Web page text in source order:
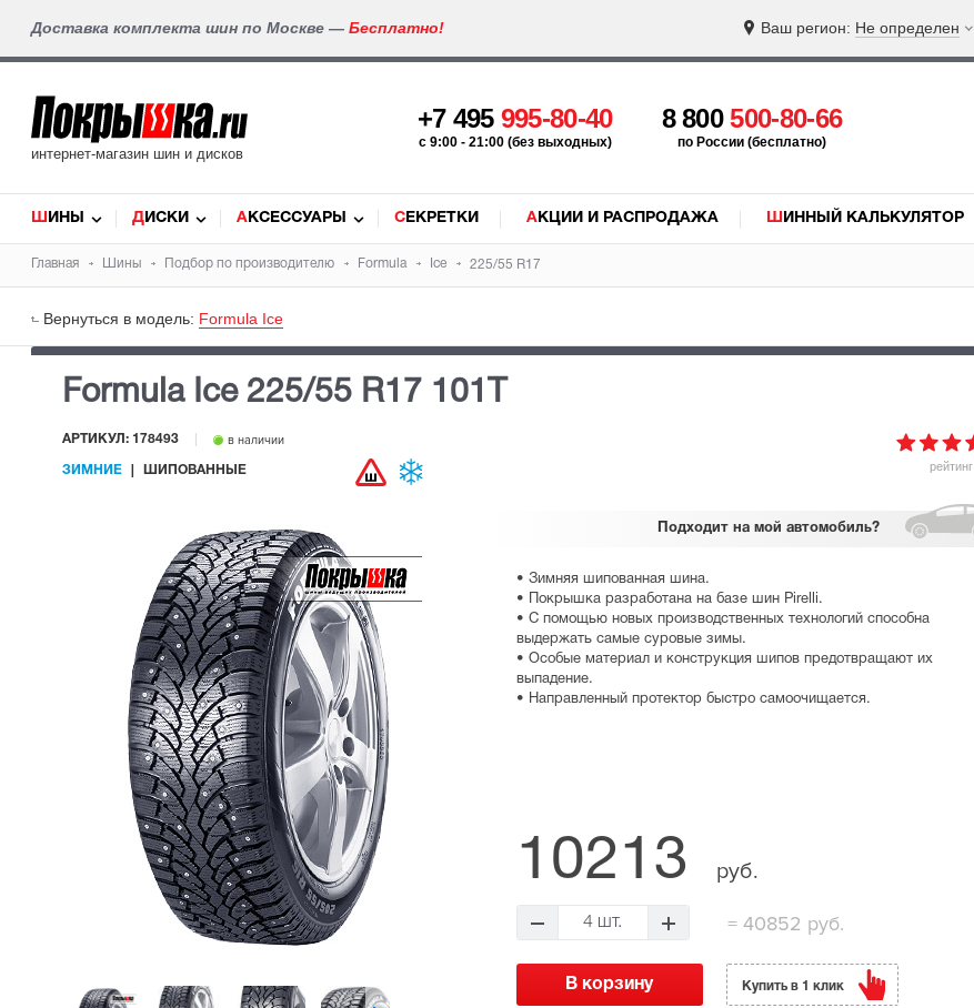
Доставка комплекта шин по Москве — Бесплатно! Ваш регион: Не определен
интернет-магазин шин и дисков
+7 495 995-80-40
c 9:00 - 21:00 (без выходных)
8 800500-80-66
по России (бесплатно)
ШИНЫ ДИСКИ АКСЕССУАРЫ СЕКРЕТКИ АКЦИИ И РАСПРОДАЖА ШИННЫЙ КАЛЬКУЛЯТОР
Главная Шины Подбор по производителю Formula Ice 225/55 R17
Вернуться в модель: Formula Ice
Formula Ice 225/55 R17 101T
рейтинг
АРТИКУЛ: 178493 в наличии
ЗИМНИЕ ШИПОВАННЫЕ
Подходит на мой автомобиль?
• Зимняя шипованная шина.
• Покрышка разработана на базе шин Pirelli.
• С помощью новых производственных технологий способна
выдержать самые суровые зимы.
• Особые материал и конструкция шипов предотвращают их
выпадение.
• Направленный протектор быстро самоочищается.
10213 руб.
4 шт. =40852 руб.
Купить в 1 клик